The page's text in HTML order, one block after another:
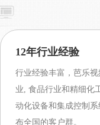
12年行业经验
行业经验丰富，芭
业, 食品行业和精细化
动化设备和集成控制系
布全国的客户群。